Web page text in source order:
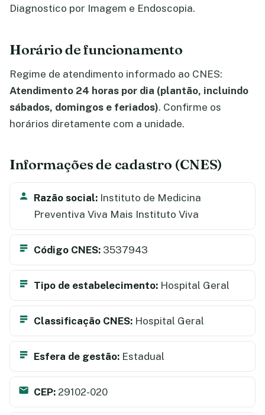
Diagnostico por Imagem e Endoscopia.
Horário de funcionamento
Regime de atendimento informado ao CNES:
Atendimento 24 horas por dia (plantão, incluindo
sábados, domingos e feriados). Confirme os
horários diretamente com a unidade.
Informações de cadastro (CNES)
Razão social: Instituto de Medicina
Preventiva Viva Mais Instituto Viva
Código CNES: 3537943
Tipo de estabelecimento: Hospital Geral
Classificação CNES: Hospital Geral
Esfera de gestão: Estadual
CEP: 29102-020